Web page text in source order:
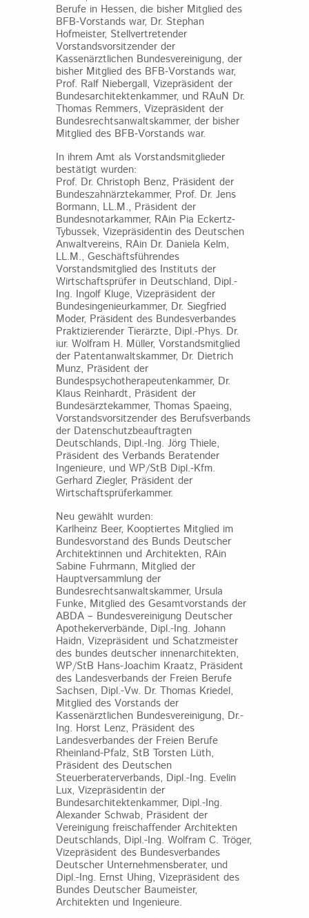
Berufe in Hessen, die bisher Mitglied des
BFB‐Vorstands war, Dr. Stephan
Hofmeister, Stellvertretender
Vorstandsvorsitzender der
Kassenärztlichen Bundesvereinigung, der
bisher Mitglied des BFB‐Vorstands war,
Prof. Ralf Niebergall, Vizepräsident der
Bundesarchitektenkammer, und RAuN Dr.
Thomas Remmers, Vizepräsident der
Bundesrechtsanwaltskammer, der bisher
Mitglied des BFB‐Vorstands war.
In ihrem Amt als Vorstandsmitglieder
bestätigt wurden:
Prof. Dr. Christoph Benz, Präsident der
Bundeszahnärztekammer, Prof. Dr. Jens
Bormann, LL.M., Präsident der
Bundesnotarkammer, RAin Pia Eckertz‐
Tybussek, Vizepräsidentin des Deutschen
Anwaltvereins, RAin Dr. Daniela Kelm,
LL.M., Geschäftsführendes
Vorstandsmitglied des Instituts der
Wirtschaftsprüfer in Deutschland, Dipl.-
Ing. Ingolf Kluge, Vizepräsident der
Bundesingenieurkammer, Dr. Siegfried
Moder, Präsident des Bundesverbandes
Praktizierender Tierärzte, Dipl.‐Phys. Dr.
iur. Wolfram H. Müller, Vorstandsmitglied
der Patentanwaltskammer, Dr. Dietrich
Munz, Präsident der
Bundespsychotherapeutenkammer, Dr.
Klaus Reinhardt, Präsident der
Bundesärztekammer, Thomas Spaeing,
Vorstandsvorsitzender des Berufsverbands
der Datenschutzbeauftragten
Deutschlands, Dipl.‐Ing. Jörg Thiele,
Präsident des Verbands Beratender
Ingenieure, und WP/StB Dipl.‐Kfm.
Gerhard Ziegler, Präsident der
Wirtschaftsprüferkammer.
Neu gewählt wurden:
Karlheinz Beer, Kooptiertes Mitglied im
Bundesvorstand des Bunds Deutscher
Architektinnen und Architekten, RAin
Sabine Fuhrmann, Mitglied der
Hauptversammlung der
Bundesrechtsanwaltskammer, Ursula
Funke, Mitglied des Gesamtvorstands der
ABDA – Bundesvereinigung Deutscher
Apothekerverbände, Dipl.-Ing. Johann
Haidn, Vizepräsident und Schatzmeister
des bundes deutscher innenarchitekten,
WP/StB Hans-Joachim Kraatz, Präsident
des Landesverbands der Freien Berufe
Sachsen, Dipl.-Vw. Dr. Thomas Kriedel,
Mitglied des Vorstands der
Kassenärztlichen Bundesvereinigung, Dr.-
Ing. Horst Lenz, Präsident des
Landesverbandes der Freien Berufe
Rheinland-Pfalz, StB Torsten Lüth,
Präsident des Deutschen
Steuerberaterverbands, Dipl.-Ing. Evelin
Lux, Vizepräsidentin der
Bundesarchitektenkammer, Dipl.-Ing.
Alexander Schwab, Präsident der
Vereinigung freischaffender Architekten
Deutschlands, Dipl.-Ing. Wolfram C. Tröger,
Vizepräsident des Bundesverbandes
Deutscher Unternehmensberater, und
Dipl.-Ing. Ernst Uhing, Vizepräsident des
Bundes Deutscher Baumeister,
Architekten und Ingenieure.